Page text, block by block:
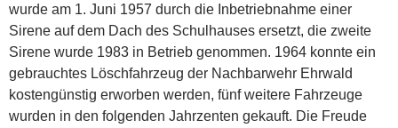
wurde am 1. Juni 1957 durch die Inbetriebnahme einer
Sirene auf dem Dach des Schulhauses ersetzt, die zweite
Sirene wurde 1983 in Betrieb genommen. 1964 konnte ein
gebrauchtes Löschfahrzeug der Nachbarwehr Ehrwald
kostengünstig erworben werden, fünf weitere Fahrzeuge
wurden in den folgenden Jahrzenten gekauft. Die Freude